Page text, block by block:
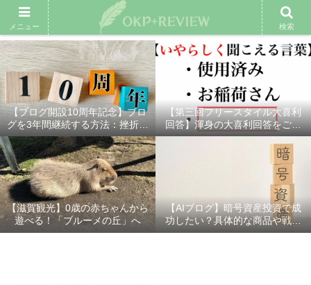
雑記ブログ プロフィール 余興動画 ベスト大喜利 スポ
【ブログ開設10周年記念】ブロ
グを3年間継続する方法：挫折し
ないための7つの秘訣
【第三回フリースタイル大喜利
回答】渾身の大喜利回答をご紹
介！
【滋賀観光】0歳の赤ちゃんから
遊べる！「ブルーメの丘」へ
【AIブログ】暗号資産投資で成
功したい？具体的な商品や戦略
を分かりやすく解説！
メニュー 検索